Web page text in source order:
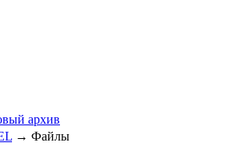
архив
→ Файлы